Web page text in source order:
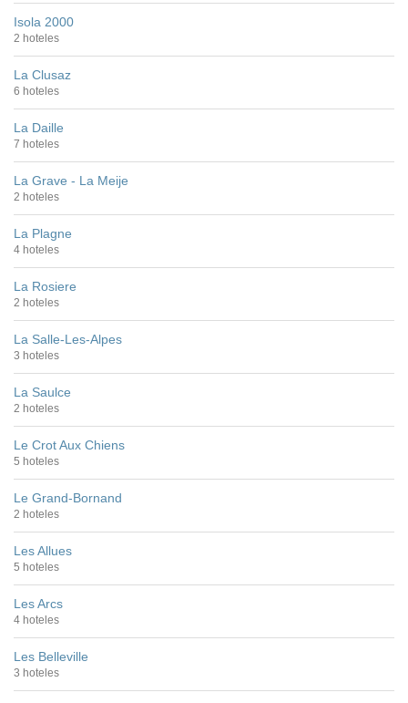
Isola 2000
2 hoteles
La Clusaz
6 hoteles
La Daille
7 hoteles
La Grave - La Meije
2 hoteles
La Plagne
4 hoteles
La Rosiere
2 hoteles
La Salle-Les-Alpes
3 hoteles
La Saulce
2 hoteles
Le Crot Aux Chiens
5 hoteles
Le Grand-Bornand
2 hoteles
Les Allues
5 hoteles
Les Arcs
4 hoteles
Les Belleville
3 hoteles